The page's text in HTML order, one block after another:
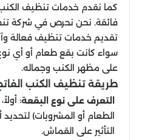
كما نقدم خدمات تنظيف الكنب
فائقة. نحن نحرص في شركة
تقديم خدمات تنظيف فعالة
سواء كانت بقع طعام أو أي
على مظهر الكنب وجماله.
طريقة تنظيف الكنب
التعرف على نوع البقعة:
الطعام أو المشروبات)
التأثير على القماش.